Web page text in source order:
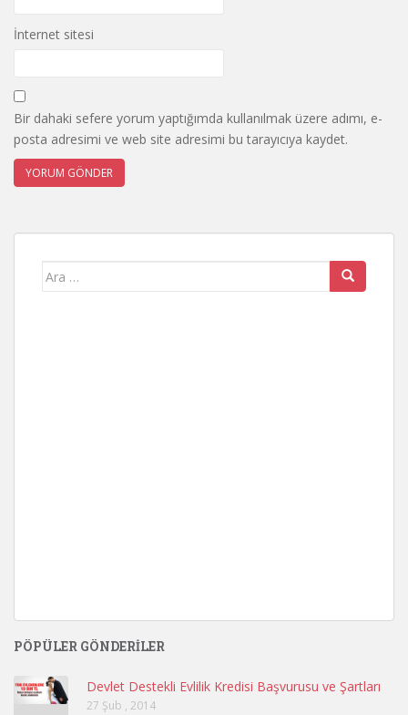
İnternet sitesi
Bir dahaki sefere yorum yaptığımda kullanılmak üzere adımı, e-
posta adresimi ve web site adresimi bu tarayıcıya kaydet.
Search
PÖPÜLER GÖNDERILER
Devlet Destekli Evlilik Kredisi Başvurusu ve Şartları
27 Şub , 2014